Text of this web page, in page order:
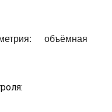
объёмная